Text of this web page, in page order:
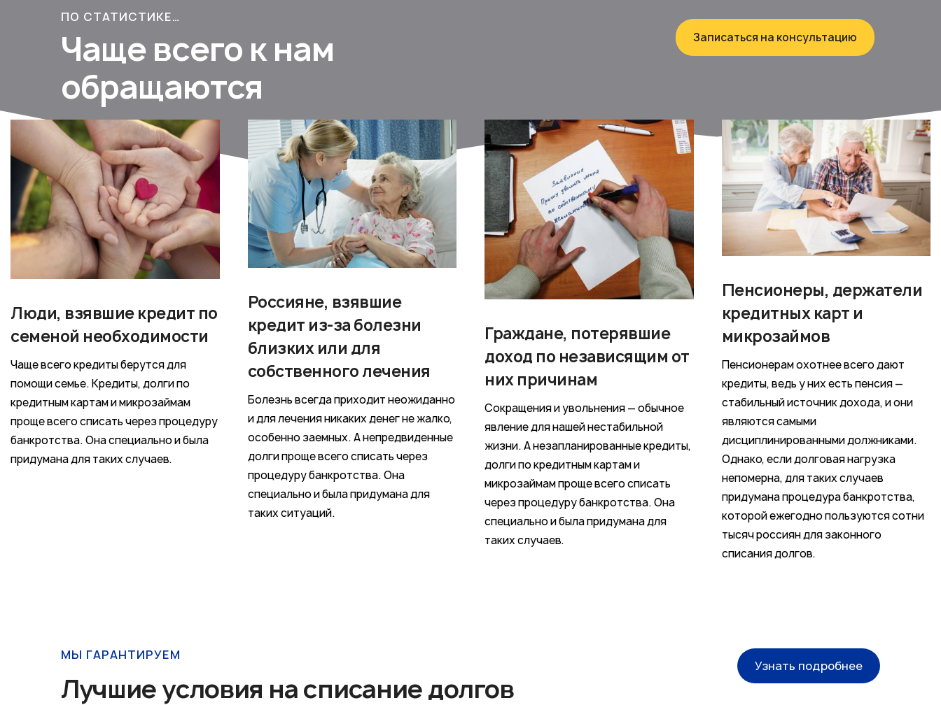
ПО СТАТИСТИКЕ…
Чаще всего к нам
обращаются
Записаться на консультацию
Люди, взявшие кредит по
семеной необходимости
Чаще всего кредиты берутся для
помощи семье. Кредиты, долги по
кредитным картам и микрозаймам
проще всего списать через процедуру
банкротства. Она специально и была
придумана для таких случаев.
Россияне, взявшие
кредит из-за болезни
близких или для
собственного лечения
Болезнь всегда приходит неожиданно
и для лечения никаких денег не жалко,
особенно заемных. А непредвиденные
долги проще всего списать через
процедуру банкротства. Она
специально и была придумана для
таких ситуаций.
Граждане, потерявшие
доход по независящим от
них причинам
Сокращения и увольнения — обычное
явление для нашей нестабильной
жизни. А незапланированные кредиты,
долги по кредитным картам и
микрозаймам проще всего списать
через процедуру банкротства. Она
специально и была придумана для
таких случаев.
Пенсионеры, держатели
кредитных карт и
микрозаймов
Пенсионерам охотнее всего дают
кредиты, ведь у них есть пенсия —
стабильный источник дохода, и они
являются самыми
дисциплинированными должниками.
Однако, если долговая нагрузка
непомерна, для таких случаев
придумана процедура банкротства,
которой ежегодно пользуются сотни
тысяч россиян для законного
списания долгов.
МЫ ГАРАНТИРУЕМ
Лучшие условия на списание долгов
Узнать подробнее